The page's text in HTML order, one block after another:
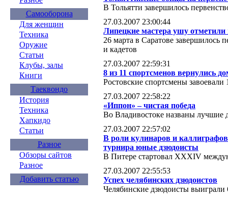
Самооборона
Для женщин
Техника
Оружие
Статьи
Клубы, залы
Книги
Таеквондо
История
Техника
Хапкидо
Статьи
Разное
Обзоры сайтов
Разное
Добавить статью
В Тольятти завершилось
27.03.2007 23:00:44
Липецкие мастера ушу отметили
26 марта в Саратове завершилось
и кадетов
27.03.2007 22:59:31
8 из 11 спортсменов вернулись
Ростовские спортсмены
27.03.2007 22:58:22
«Иппон» – чистая победа
Во Владивостоке названы лучшие
27.03.2007 22:57:02
В роли кулинаров и
турнира юные дзюдоисты
В Питере стартовал ХХХIV
27.03.2007 22:55:53
Успех челябинских дзюдоистов
Челябинские дзюдоисты выиграли